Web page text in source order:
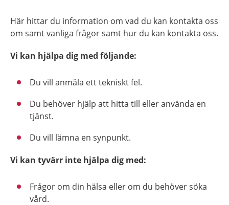
Här hittar du information om vad du kan kontakta oss
om samt vanliga frågor samt hur du kan kontakta oss.
Vi kan hjälpa dig med följande:
Du vill anmäla ett tekniskt fel.
Du behöver hjälp att hitta till eller använda en
tjänst.
Du vill lämna en synpunkt.
Vi kan tyvärr inte hjälpa dig med:
Frågor om din hälsa eller om du behöver söka
vård.